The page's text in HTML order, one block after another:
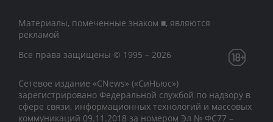
Материалы, помеченные знаком ■, являются
рекламой
Все права защищены © 1995 – 2026
Сетевое издание «CNews» («СиНьюс»)
зарегистрировано Федеральной службой по надзору в
сфере связи, информационных технологий и массовых
коммуникаций 09.11.2018 за номером Эл № ФС77 –